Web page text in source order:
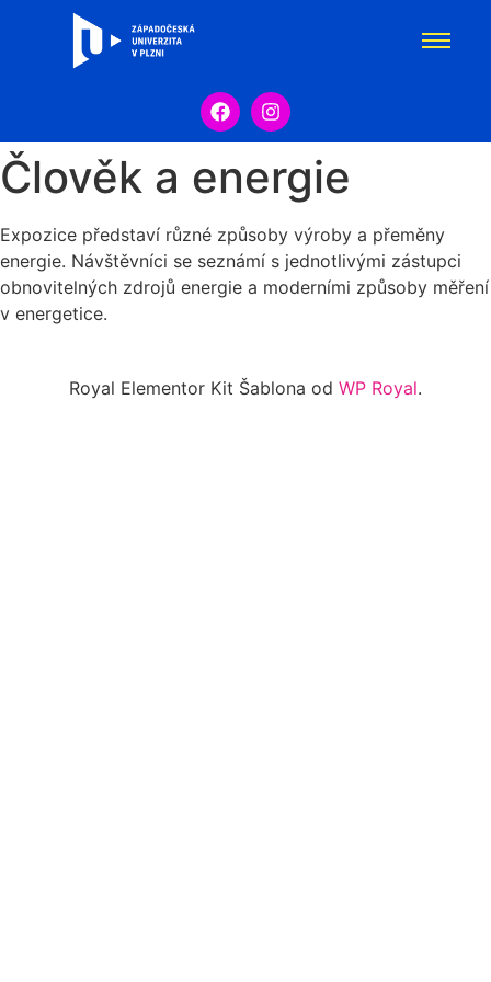
Člověk a energie
Expozice představí různé způsoby výroby a přeměny
energie. Návštěvníci se seznámí s jednotlivými zástupci
obnovitelných zdrojů energie a moderními způsoby měření
v energetice.
Royal Elementor Kit Šablona od WP Royal.